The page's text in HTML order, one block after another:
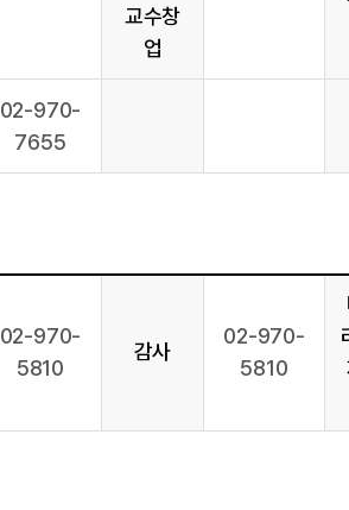
교수창
업
02-970-
7655
02-970-
5810
감사
02-970-
5810